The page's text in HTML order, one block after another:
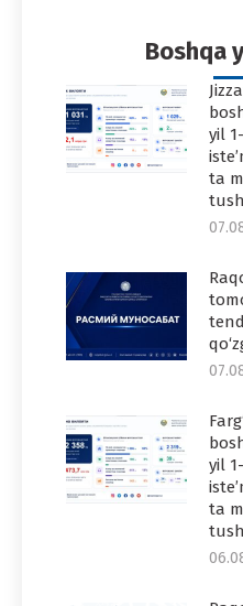
Boshqa
yil
ta
yil
ta